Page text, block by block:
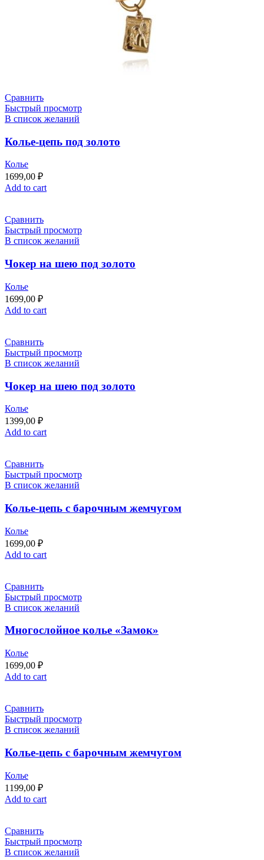
Сравнить
Быстрый просмотр
В список желаний
Колье-цепь под золото
Колье
1699,00 ₽
Add to cart
Сравнить
Быстрый просмотр
В список желаний
Чокер на шею под золото
Колье
1699,00 ₽
Add to cart
Сравнить
Быстрый просмотр
В список желаний
Чокер на шею под золото
Колье
1399,00 ₽
Add to cart
Сравнить
Быстрый просмотр
В список желаний
Колье-цепь с барочным жемчугом
Колье
1699,00 ₽
Add to cart
Сравнить
Быстрый просмотр
В список желаний
Многослойное колье «Замок»
Колье
1699,00 ₽
Add to cart
Сравнить
Быстрый просмотр
В список желаний
Колье-цепь с барочным жемчугом
Колье
1199,00 ₽
Add to cart
Сравнить
Быстрый просмотр
В список желаний